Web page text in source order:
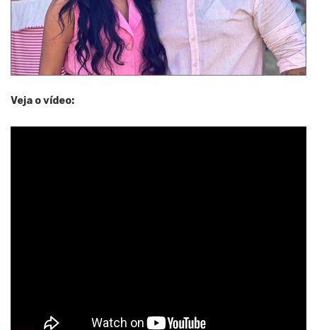
Veja o vídeo: